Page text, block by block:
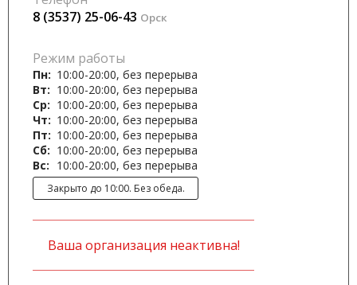
8 (3537) 25-06-43 Орск
Режим работы
Пн: 10:00-20:00, без перерыва
Вт: 10:00-20:00, без перерыва
Ср: 10:00-20:00, без перерыва
Чт: 10:00-20:00, без перерыва
Пт: 10:00-20:00, без перерыва
Сб: 10:00-20:00, без перерыва
Вс: 10:00-20:00, без перерыва
Закрыто до 10:00. Без обеда.
Ваша организация неактивна!